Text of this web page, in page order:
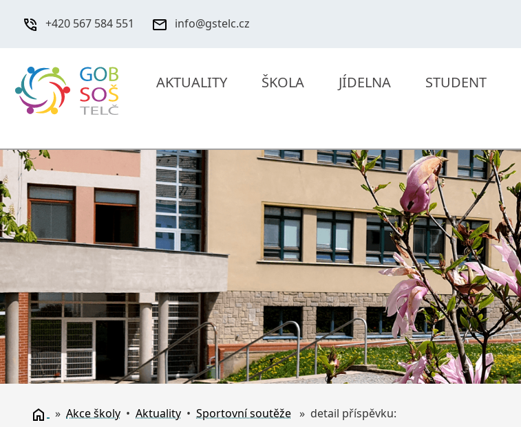
+420 567 584 551 info@gstelc.cz
AKTUALITY ŠKOLA JÍDELNA STUDENT
» Akce školy • Aktuality • Sportovní soutěže » detail příspěvku: